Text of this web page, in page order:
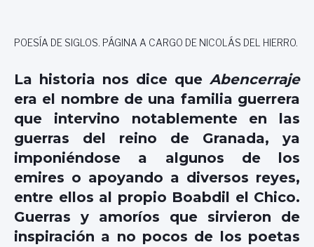
POESÍA DE SIGLOS. PÁGINA A CARGO DE NICOLÁS DEL HIERRO.
La historia nos dice que Abencerraje
era el nombre de una familia guerrera
que intervino notablemente en las
guerras del reino de Granada, ya
imponiéndose a algunos de los
emires o apoyando a diversos reyes,
entre ellos al propio Boabdil el Chico.
Guerras y amoríos que sirvieron de
inspiración a no pocos de los poetas